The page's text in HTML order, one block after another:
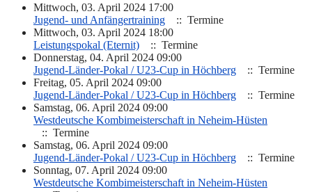
Mittwoch, 03. April 2024 17:00
Jugend- und Anfängertraining
:: Termine
Mittwoch, 03. April 2024 18:00
Leistungspokal (Eternit)
:: Termine
Donnerstag, 04. April 2024 09:00
Jugend-Länder-Pokal / U23-Cup in Höchberg
:: Termine
Freitag, 05. April 2024 09:00
Jugend-Länder-Pokal / U23-Cup in Höchberg
:: Termine
Samstag, 06. April 2024 09:00
Westdeutsche Kombimeisterschaft in Neheim-Hüsten
:: Termine
Samstag, 06. April 2024 09:00
Jugend-Länder-Pokal / U23-Cup in Höchberg
:: Termine
Sonntag, 07. April 2024 09:00
Westdeutsche Kombimeisterschaft in Neheim-Hüsten